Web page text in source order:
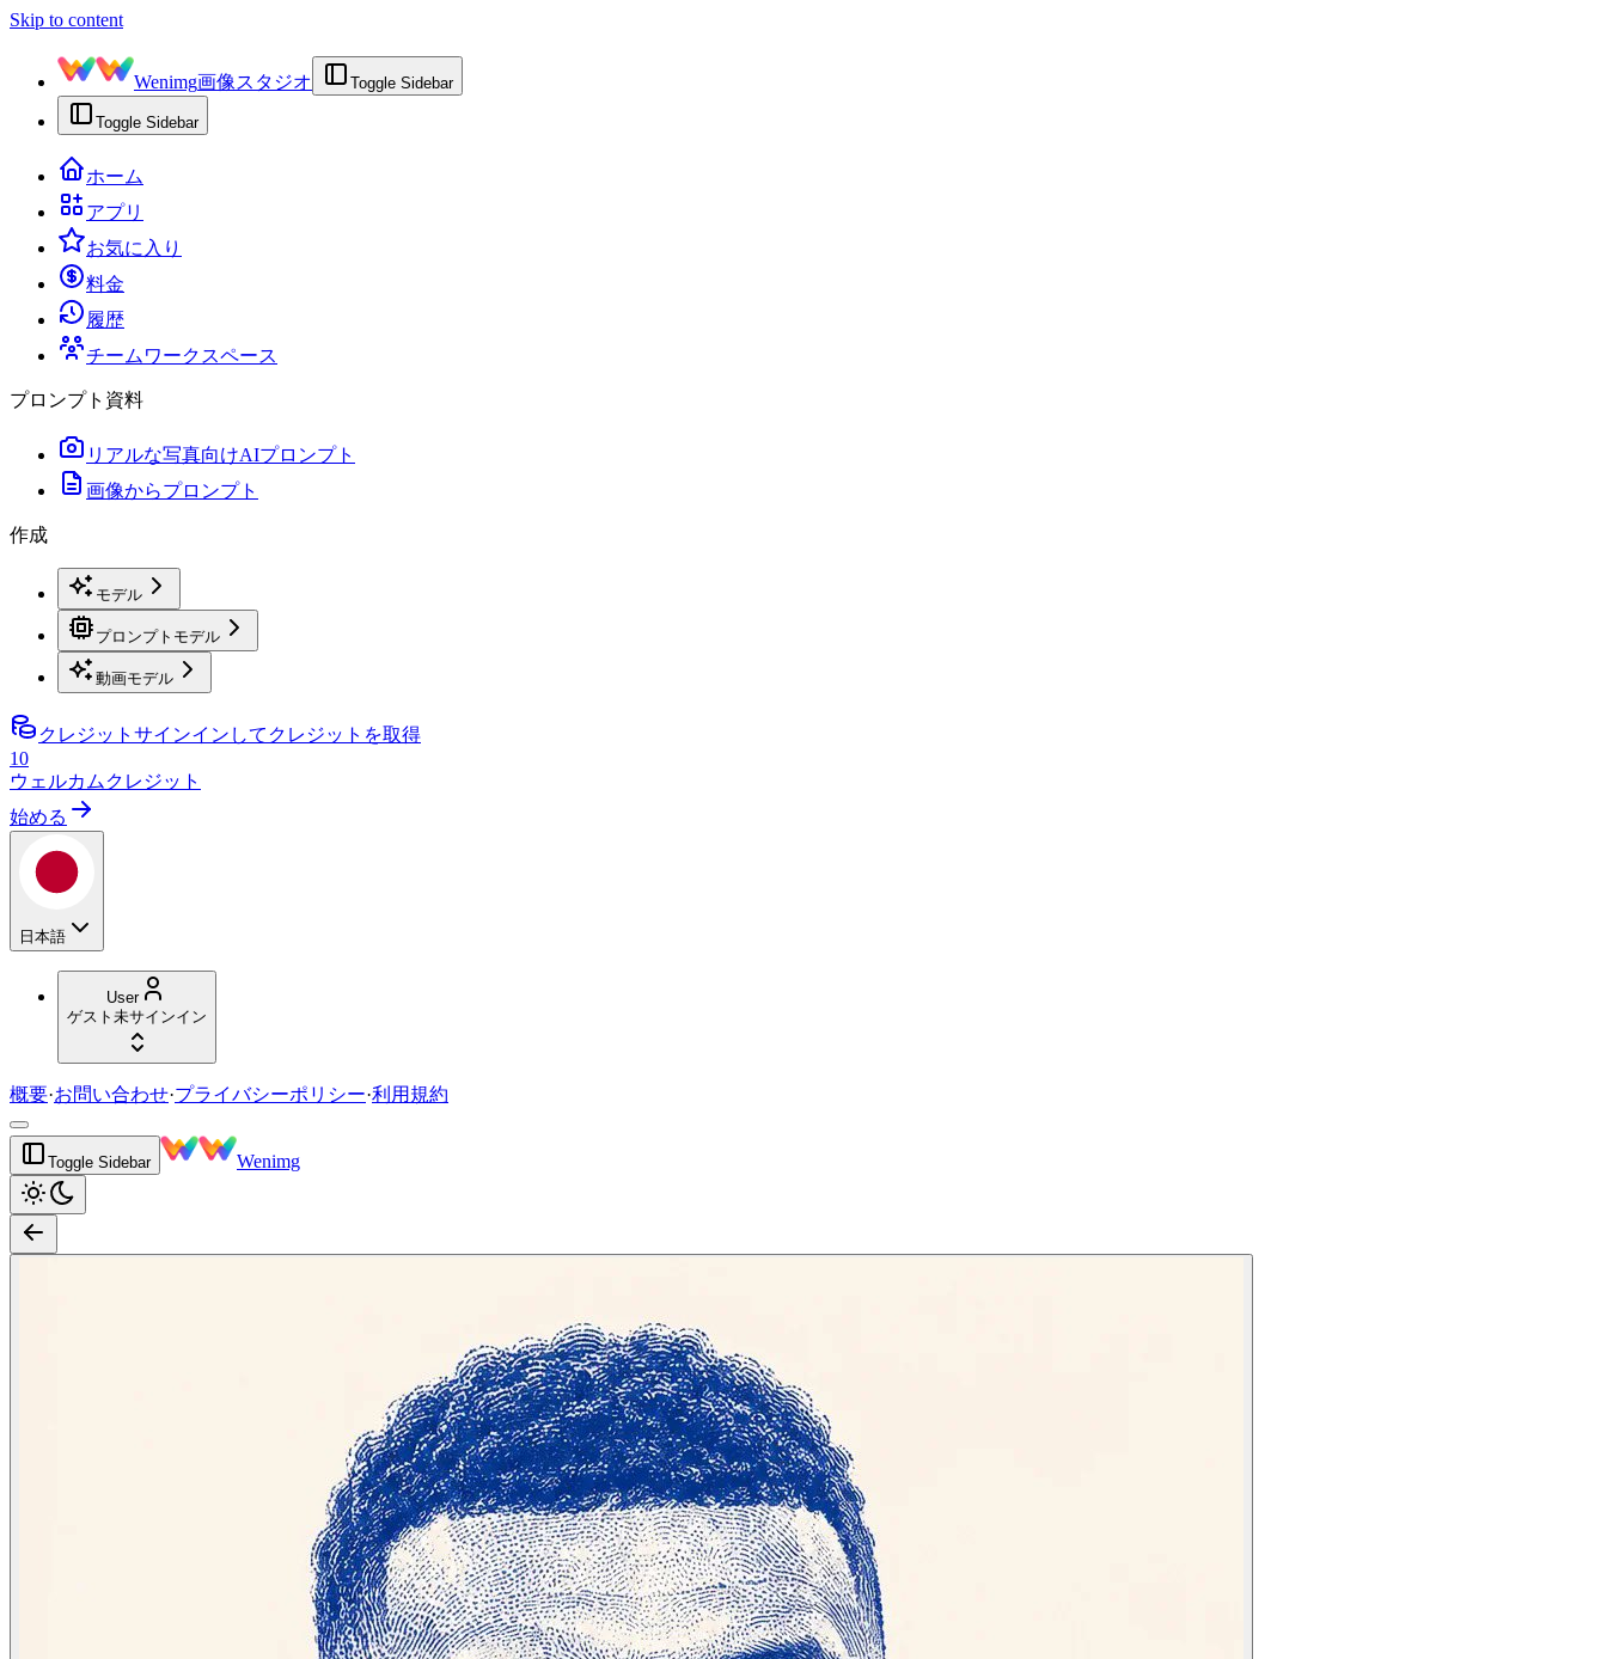
Skip to content
Wenimg画像スタジオ Toggle Sidebar
Toggle Sidebar
ホーム
アプリ
お気に入り
料金
履歴
チームワークスペース
プロンプト資料
リアルな写真向けAIプロンプト
画像からプロンプト
作成
モデル
プロンプトモデル
動画モデル
クレジット サインインしてクレジットを取得
10
ウェルカムクレジット
始める
日本語
User
ゲスト 未サインイン
概要·お問い合わせ·プライバシーポリシー·利用規約
Toggle Sidebar Wenimg